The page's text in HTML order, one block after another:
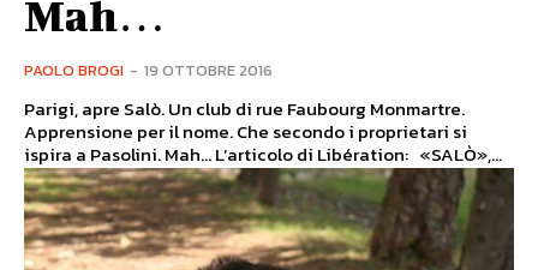
Mah…
PAOLO BROGI - 19 OTTOBRE 2016
Parigi, apre Salò. Un club di rue Faubourg Monmartre.
Apprensione per il nome. Che secondo i proprietari si
ispira a Pasolini. Mah... L’articolo di Libération: «SALÒ»,...